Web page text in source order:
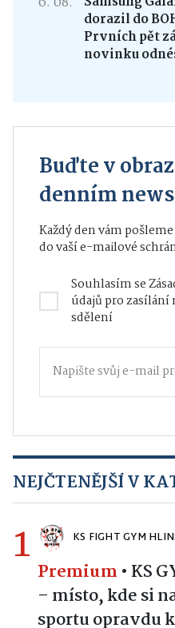
dorazil do
Prvních pět
novinku
Buďte v
denním
Každý den vám
do vaší e-mailové
Souhlasím se
údajůpro zasílání
sdělení
NEJČTENĚJŠÍ V
1 KS FIGHT GYM
Premium • KS
– místo, kde si
sportu opravdu